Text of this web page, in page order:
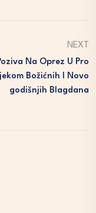
NEXT
Na Oprez U Pro
Božićnih I Novo
Godišnjih Blagdana